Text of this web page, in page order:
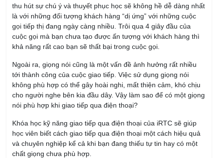
thu hút sự chú ý và thuyết phục học sẽ không hề dễ dàng nhất
là với những đối tượng khách hàng “dị ứng” với những cuộc
gọi tiếp thị đang ngày càng nhiều. Trôi qua 4 giây đầu của
cuộc gọi mà bạn chưa tạo được ấn tượng với khách hàng thì
khả năng rất cao bạn sẽ thất bại trong cuộc gọi.
Ngoài ra, giọng nói cũng là một vấn đề ảnh hưởng rất nhiều
tới thành công của cuộc giao tiếp. Việc sử dụng giọng nói
không phù hợp có thể gây hoài nghi, mất thiện cảm, khó chịu
cho người nghe bên kia đầu dây. Vậy làm sao để có một giọng
nói phù hợp khi giao tiếp qua điện thoại?
Khóa học kỹ năng giao tiếp qua điện thoại của iRTC sẽ giúp
học viên biết cách giao tiếp qua điện thoại một cách hiệu quả
và chuyên nghiệp kể cả khi bạn đang thiếu tự tin hay có một
chất giọng chưa phù hợp.